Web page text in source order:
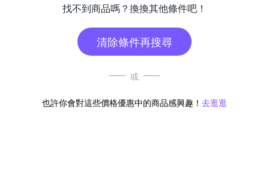
找不到商品嗎？換換其他條件吧！
清除條件再搜尋
或
也許你會對這些價格優惠中的商品感興趣！ 去逛逛